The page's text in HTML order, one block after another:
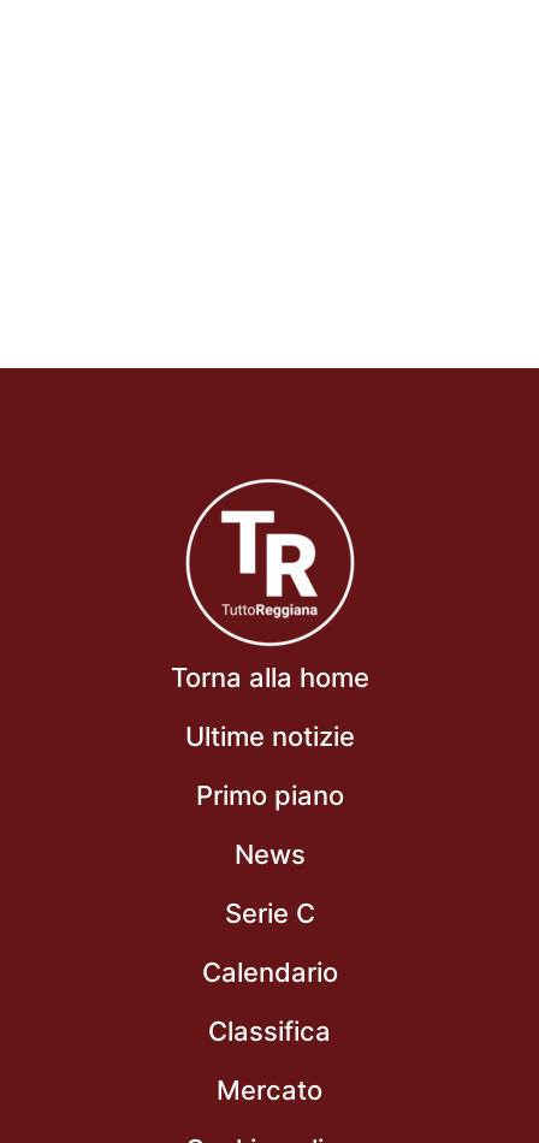
Torna alla home
Ultime notizie
Primo piano
News
Serie C
Calendario
Classifica
Mercato